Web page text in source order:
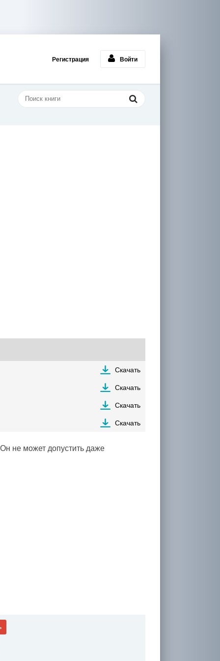
Регистрация Войти
Скачать
Скачать
Скачать
Скачать
не может допустить даже